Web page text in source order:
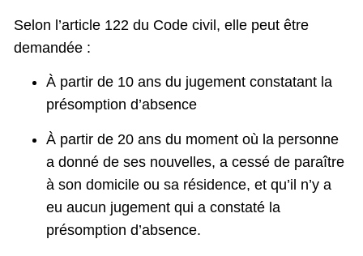
Selon l’article 122 du Code civil, elle peut être
demandée :
À partir de 10 ans du jugement constatant la
présomption d’absence
À partir de 20 ans du moment où la personne
a donné de ses nouvelles, a cessé de paraître
à son domicile ou sa résidence, et qu’il n’y a
eu aucun jugement qui a constaté la
présomption d’absence.